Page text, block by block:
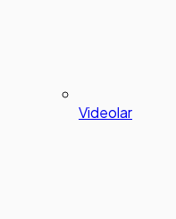
Videolar